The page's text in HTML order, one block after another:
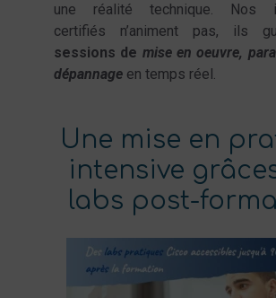
une réalité technique. Nos
certifiés n’animent pas, ils
sessions de mise en oeuvre,
dépannage en temps réel.
Une mise en
intensive
labs post-